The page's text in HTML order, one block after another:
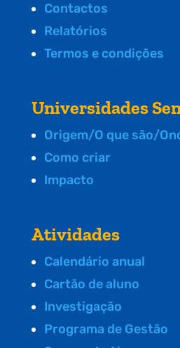
Contactos
Relatórios
Termos e condições
Universidades
Origem/O que são/
Como criar
Impacto
Atividades
Calendário anual
Cartão de aluno
Investigação
Programa de Gestão